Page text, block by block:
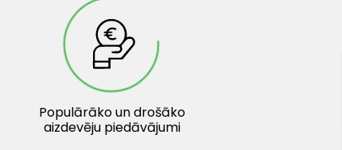
Populārāko un drošāko
aizdevēju piedāvājumi